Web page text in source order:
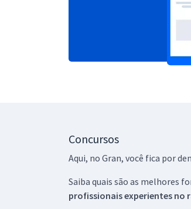
Concursos
Aqui, no Gran, você fica por
Saiba quais são as melhores
profissionais experientes no